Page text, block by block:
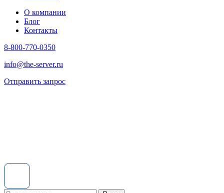
О компании
Блог
Контакты
8-800-770-0350
info@the-server.ru
Отправить запрос